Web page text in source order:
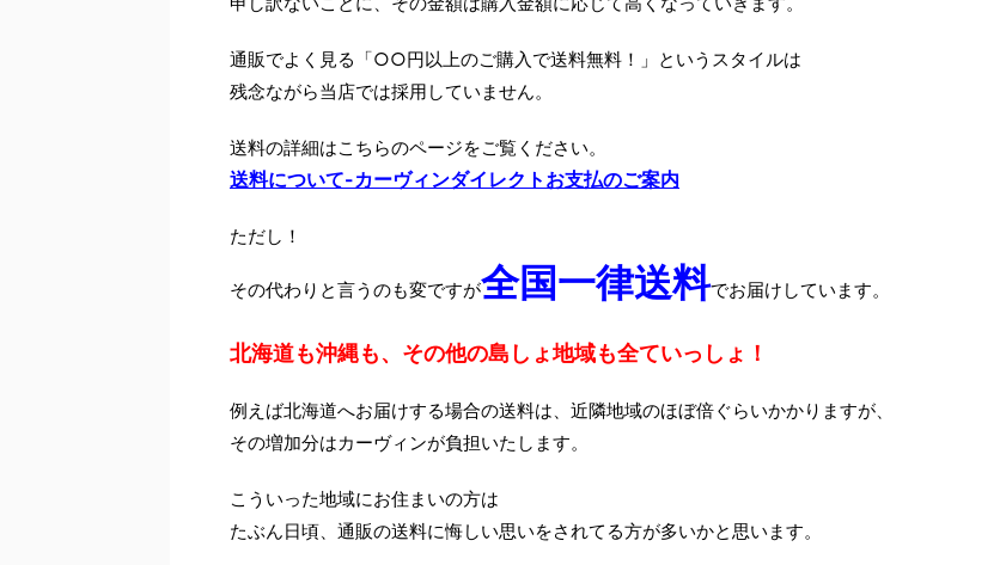
通販でよく見る「○○円以上のご購入で送料無料！」というスタイルは
残念ながら当店では採用していません。
送料の詳細はこちらのページをご覧ください。
送料について-カーヴィンダイレクトお支払のご案内
ただし！
その代わりと言うのも変ですが全国一律送料でお届けしています。
北海道も沖縄も、その他の島しょ地域も全ていっしょ！
例えば北海道へお届けする場合の送料は、近隣地域のほぼ倍ぐらいかかりますが、
その増加分はカーヴィンが負担いたします。
こういった地域にお住まいの方は
たぶん日頃、通販の送料に悔しい思いをされてる方が多いかと思います。